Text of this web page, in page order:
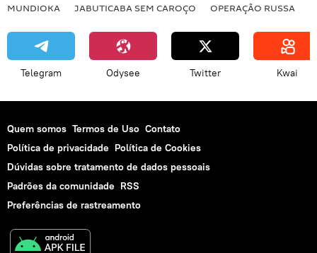
MUNDIOKA JABUTICABA SEM CAROÇO OPERAÇÃO RUSSA
Telegram Odysee Twitter Kwai
Quem somos Termos de Uso Contato
Política de privacidade Política de Cookies
Dúvidas sobre tratamento de dados pessoais
Padrões da comunidade RSS
Preferências de rastreamento